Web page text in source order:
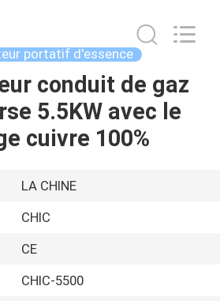
portatif d'essence
conduit de gaz
5.5KW avec le
cuivre 100%
LA CHINE
CHIC
CE
CHIC-5500